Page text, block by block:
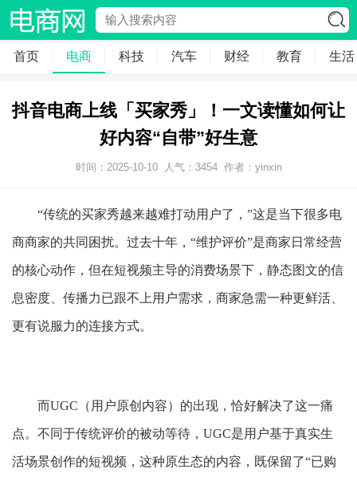
首页 电商 科技 汽车 财经 教育 生活
抖音电商上线「买家秀」！一文读懂如何让
好内容“自带”好生意
时间：2025-10-10 人气： 3454 作者：yinxin
“传统的买家秀越来越难打动用户了，”这是当下很多电
商商家的共同困扰。过去十年，“维护评价”是商家日常经营
的核心动作，但在短视频主导的消费场景下，静态图文的信
息密度、传播力已跟不上用户需求，商家急需一种更鲜活、
更有说服力的连接方式。
而UGC（用户原创内容）的出现，恰好解决了这一痛
点。不同于传统评价的被动等待，UGC是用户基于真实生
活场景创作的短视频，这种原生态的内容，既保留了“已购